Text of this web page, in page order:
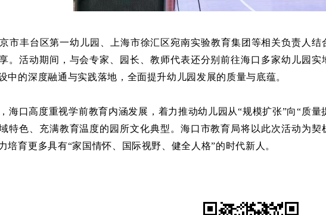
市丰台区第一幼儿园、上海市徐汇区宛南实验教育集团等相关负责人
。活动期间，与会专家、园长、教师代表还分别前往海口多家幼儿园
中的深度融通与实践落地，全面提升幼儿园发展的质量与底蕴。
海口高度重视学前教育内涵发展，着力推动幼儿园从“规模扩张”向“质量
特色、充满教育温度的园所文化典型。海口市教育局将以此次活动为
培育更多具有“家国情怀、国际视野、健全人格”的时代新人。